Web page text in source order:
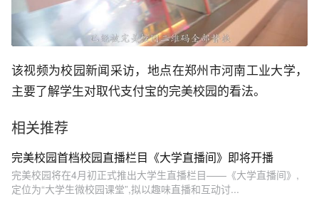
该视频为校园新闻采访，地点在郑州市河南工业大学，
主要了解学生对取代支付宝的完美校园的看法。
相关推荐
完美校园首档校园直播栏目《大学直播间》即将开播
完美校园将在4月初正式推出大学生直播栏目——《大学直播间》,
定位为“大学生微校园课堂”,拟以趣味直播和互动讨...